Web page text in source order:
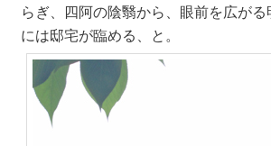
らぎ、四阿の陰翳から、眼前を広が
には邸宅が臨める、と。